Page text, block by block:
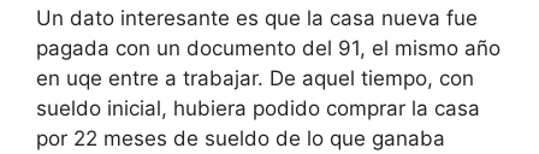
Un dato interesante es que la casa nueva fue
pagada con un documento del 91, el mismo año
en uqe entre a trabajar. De aquel tiempo, con
sueldo inicial, hubiera podido comprar la casa
por 22 meses de sueldo de lo que ganaba